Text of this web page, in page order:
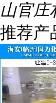
山官庄
推荐产